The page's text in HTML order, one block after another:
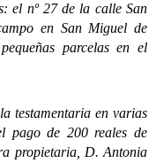
el nº 27 de la calle San
en San Miguel de
parcelas en el
en varias
pago de 200 reales de
propietaria, D. Antonia